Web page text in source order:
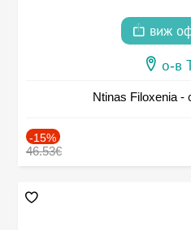
виж
о-в
Ntinas Filoxenia -
-15%
46.53€